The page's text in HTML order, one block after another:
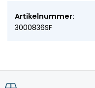
Artikelnummer:
3000836SF